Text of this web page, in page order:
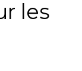
les